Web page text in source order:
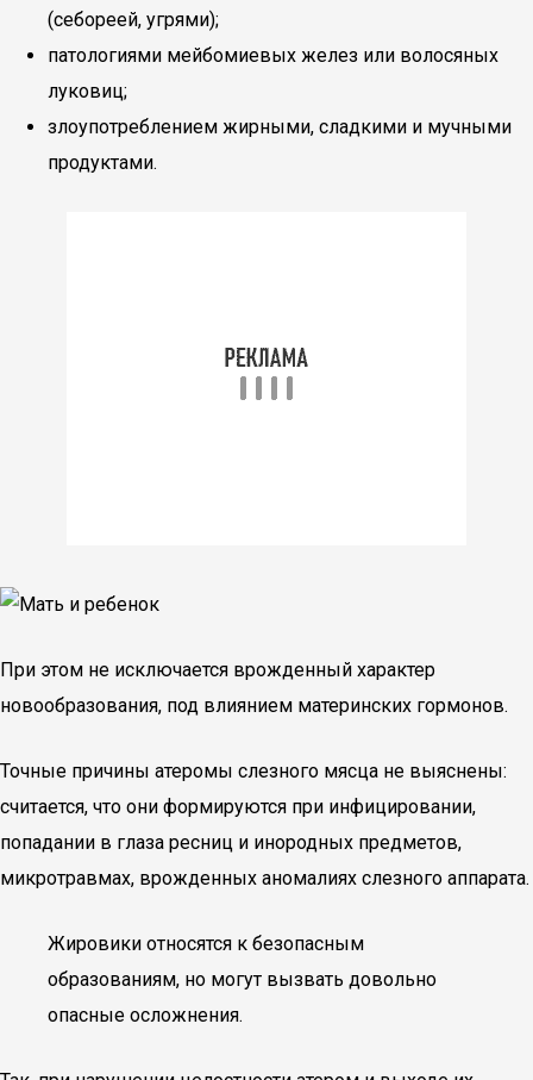
(себореей, угрями);
патологиями мейбомиевых желез или волосяных
луковиц;
злоупотреблением жирными, сладкими и мучными
продуктами.
При этом не исключается врожденный характер
новообразования, под влиянием материнских гормонов.
Точные причины атеромы слезного мясца не выяснены:
считается, что они формируются при инфицировании,
попадании в глаза ресниц и инородных предметов,
микротравмах, врожденных аномалиях слезного аппарата.
Жировики относятся к безопасным
образованиям, но могут вызвать довольно
опасные осложнения.